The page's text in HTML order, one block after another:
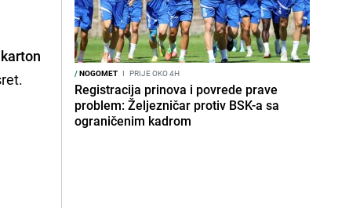
/NOGOMET I PRIJE OKO 4H
Registracija prinova i povrede prave
problem: Željezničar protiv BSK-a sa
ograničenim kadrom